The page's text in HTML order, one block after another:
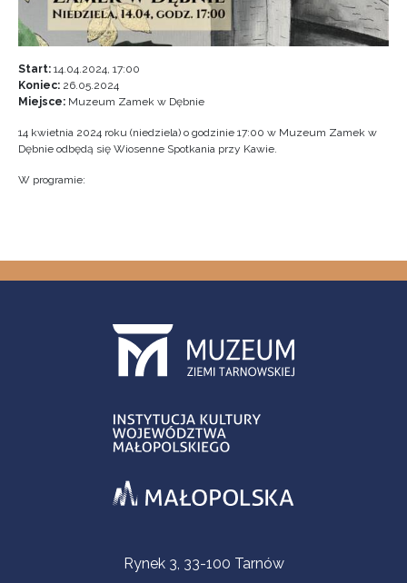
Start: 14.04.2024, 17:00
Koniec: 26.05.2024
Miejsce: Muzeum Zamek w Dębnie
14 kwietnia 2024 roku (niedziela) o godzinie 17:00 w Muzeum Zamek w
Dębnie odbędą się Wiosenne Spotkania przy Kawie.
W programie:
Contact InformationRynek 3, 33-100 Tarnów